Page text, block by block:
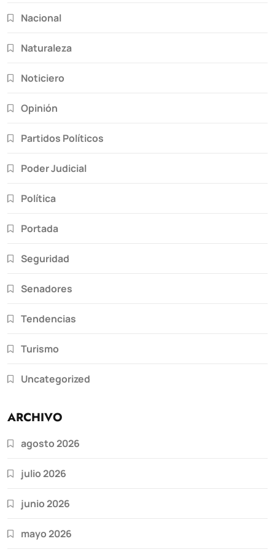
Nacional
Naturaleza
Noticiero
Opinión
Partidos Políticos
Poder Judicial
Política
Portada
Seguridad
Senadores
Tendencias
Turismo
Uncategorized
ARCHIVO
agosto 2026
julio 2026
junio 2026
mayo 2026